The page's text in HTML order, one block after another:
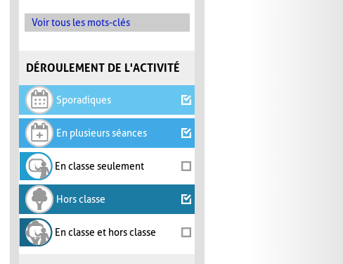
Voir tous les mots-clés
DÉROULEMENT DE L'ACTIVITÉ
Sporadiques
En plusieurs séances
En classe seulement
Hors classe
En classe et hors classe